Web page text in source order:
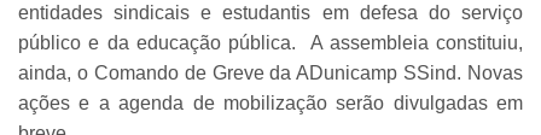
entidades sindicais e estudantis em defesa do serviço
público e da educação pública. A assembleia constituiu,
ainda, o Comando de Greve da ADunicamp SSind. Novas
ações e a agenda de mobilização serão divulgadas em